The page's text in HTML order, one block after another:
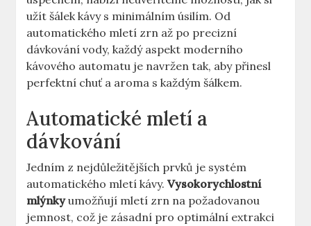
užít šálek kávy s minimálním úsilím. Od
automatického ‍mletí zrn ‍až po precizní
dávkování vody, každý‍ aspekt moderního
kávového automatu ‌je navržen ⁤tak,‌ aby přinesl ​
perfektní ⁣chuť⁤ a aroma s ​každým šálkem.
Automatické ​mletí a
dávkování
Jedním z nejdůležitějších‍ prvků‍ je systém
automatického ⁣mletí kávy.Vysokorychlostní
mlýnkyumožňují mletí zrn‍ na požadovanou
jemnost, což je zásadní‍ pro optimální⁢ extrakci